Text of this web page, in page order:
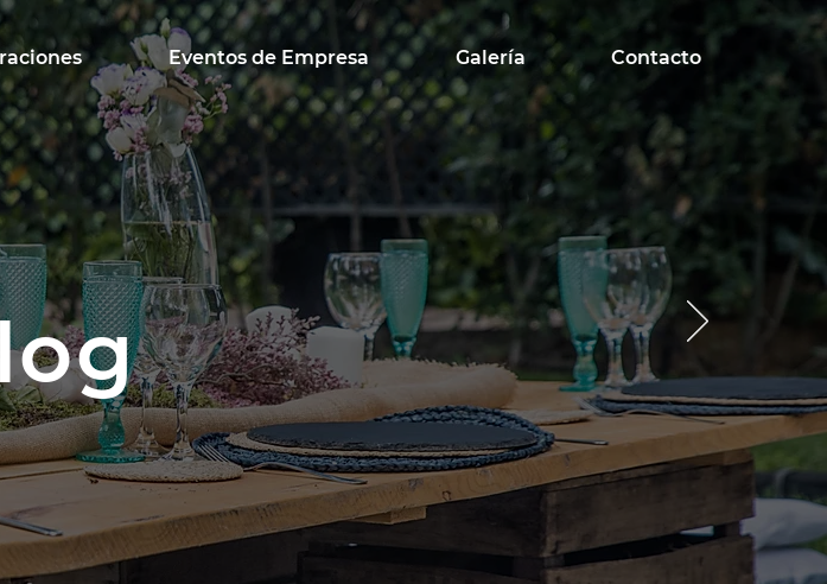
Eventos de Empresa Galería Contacto